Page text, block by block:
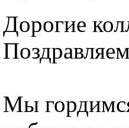
Дорогие
Мы